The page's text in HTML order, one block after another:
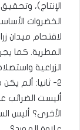
الإنتاج)،
لاقتحام ميدان
المطرية. كما
الزراعية
٢- ثانيا: ألم
أليست
الأخرى؟ أليس